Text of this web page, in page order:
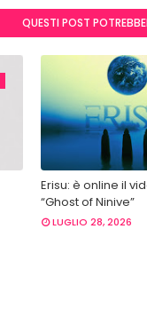
QUESTI POST
Erisu: è online il
“Ghost of Ninive”
LUGLIO 28, 2026